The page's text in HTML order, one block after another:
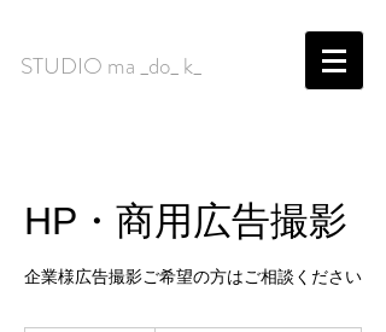
​STUDIO ma _do_ k_
HP・商用広告撮影
企業様広告撮影ご希望の方はご相談ください